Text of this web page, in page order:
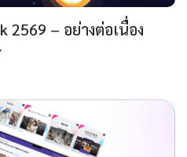
2569 – อย่างต่อเนื่อง